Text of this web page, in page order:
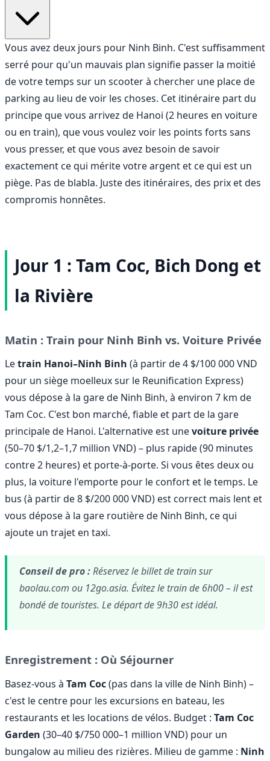
Vous avez deux jours pour Ninh Binh. C'est suffisamment
serré pour qu'un mauvais plan signifie passer la moitié
de votre temps sur un scooter à chercher une place de
parking au lieu de voir les choses. Cet itinéraire part du
principe que vous arrivez de Hanoi (2 heures en voiture
ou en train), que vous voulez voir les points forts sans
vous presser, et que vous avez besoin de savoir
exactement ce qui mérite votre argent et ce qui est un
piège. Pas de blabla. Juste des itinéraires, des prix et des
compromis honnêtes.
Jour 1 : Tam Coc, Bich Dong et
la Rivière
Matin : Train pour Ninh Binh vs. Voiture Privée
Letrain Hanoi–Ninh Binh (à partir de 4 $/100 000 VND
pour un siège moelleux sur le Reunification Express)
vous dépose à la gare de Ninh Binh, à environ 7 km de
Tam Coc. C'est bon marché, fiable et part de la gare
principale de Hanoi. L'alternative est unevoiture privée
(50–70 $/1,2–1,7 million VND) – plus rapide (90 minutes
contre 2 heures) et porte-à-porte. Si vous êtes deux ou
plus, la voiture l'emporte pour le confort et le temps. Le
bus (à partir de 8 $/200 000 VND) est correct mais lent et
vous dépose à la gare routière de Ninh Binh, ce qui
ajoute un trajet en taxi.
Conseil de pro :Réservez le billet de train sur
baolau.com ou 12go.asia. Évitez le train de 6h00 – il est
bondé de touristes. Le départ de 9h30 est idéal.
Enregistrement : Où Séjourner
Basez-vous à Tam Coc(pas dans la ville de Ninh Binh) –
c'est le centre pour les excursions en bateau, les
restaurants et les locations de vélos. Budget : Tam Coc
Garden (30–40 $/750 000–1 million VND) pour un
bungalow au milieu des rizières. Milieu de gamme : Ninh